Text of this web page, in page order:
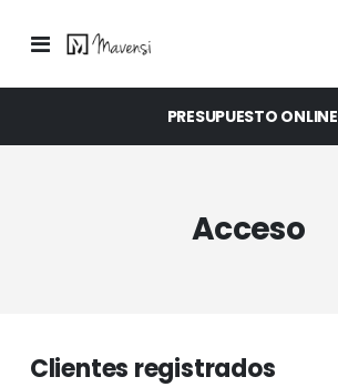
Toggle
PRESUPUESTO ONLINE
Acceso
Clientes registrados